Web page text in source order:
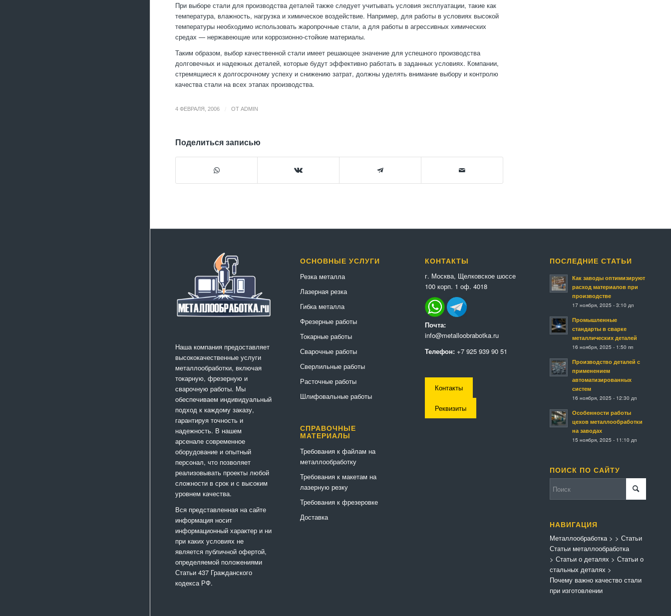
При выборе стали для производства деталей также следует учитывать условия эксплуатации, такие как
температура, влажность, нагрузка и химическое воздействие. Например, для работы в условиях высокой
температуры необходимо использовать жаропрочные стали, а для работы в агрессивных химических
средах — нержавеющие или коррозионно-стойкие материалы.
Таким образом, выбор качественной стали имеет решающее значение для успешного производства
долговечных и надежных деталей, которые будут эффективно работать в заданных условиях. Компании,
стремящиеся к долгосрочному успеху и снижению затрат, должны уделять внимание выбору и контролю
качества стали на всех этапах производства.
4 ФЕВРАЛЯ, 2006 ОТ ADMIN
Поделиться записью
Наша компания предоставляет
высококачественные услуги
металлообработки, включая
токарную, фрезерную и
сварочную работы. Мы
обеспечиваем индивидуальный
подход к каждому заказу,
гарантируя точность и
надежность. В нашем
арсенале современное
оборудование и опытный
персонал, что позволяет
реализовывать проекты любой
сложности в срок и с высоким
уровнем качества.
Вся представленная на сайте
информация носит
информационный характер и ни
при каких условиях не
является публичной офертой,
определяемой положениями
Статьи 437 Гражданского
кодекса РФ.
ОСНОВНЫЕ УСЛУГИ
Резка металла
Лазерная резка
Гибка металла
Фрезерные работы
Токарные работы
Сварочные работы
Сверлильные работы
Расточные работы
Шлифовальные работы
СПРАВОЧНЫЕ
МАТЕРИАЛЫ
Требования к файлам на
металлообработку
Требования к макетам на
лазерную резку
Требования к фрезеровке
Доставка
КОНТАКТЫ
г. Москва, Щелковское шоссе
100 корп. 1 оф. 4018
Почта:
info@metalloobrabotka.ru
Телефон: +7 925 939 90 51
Контакты
Реквизиты
ПОСЛЕДНИЕ СТАТЬИ
Как заводы оптимизируют
расход материалов при
производстве
17 ноября, 2025 - 3:10 дп
Промышленные
стандарты в сварке
металлических деталей
16 ноября, 2025 - 1:50 пп
Производство деталей с
применением
автоматизированных
систем
16 ноября, 2025 - 12:30 дп
Особенности работы
цехов металлообработки
на заводах
15 ноября, 2025 - 11:10 дп
ПОИСК ПО САЙТУ
НАВИГАЦИЯ
Металлообработка>
Статьи металлообработка
> Статьи
> Статьи о деталях > Статьи о
стальных деталях >
Почему важно качество стали
при изготовлении